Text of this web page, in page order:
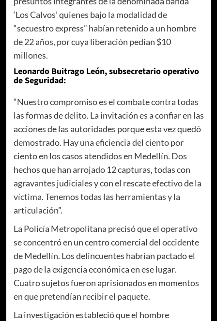
‘Los Calvos’ quienes bajo la modalidad de
“secuestro express” habían retenido a un hombre
de 22 años, por cuya liberación pedían $10
millones.
Leonardo Buitrago León, subsecretario operativo
de Seguridad:
“Nuestro compromiso es el combate contra todas
las formas de delito. La invitación es a confiar en las
acciones de las autoridades porque esta vez quedó
demostrado. Hay una eficiencia del ciento por
ciento en los casos atendidos en Medellín. Dos
hechos que han arrojado 12 capturas, todas con
agravantes judiciales y con el rescate efectivo de la
víctima. Tenemos todas las herramientas y la
articulación”.
La Policía Metropolitana precisó que el operativo
se concentró en un centro comercial del occidente
de Medellín. Los delincuentes habrían pactado el
pago de la exigencia económica en ese lugar.
Cuatro sujetos fueron aprisionados en momentos
en que pretendían recibir el paquete.
La investigación estableció que el hombre